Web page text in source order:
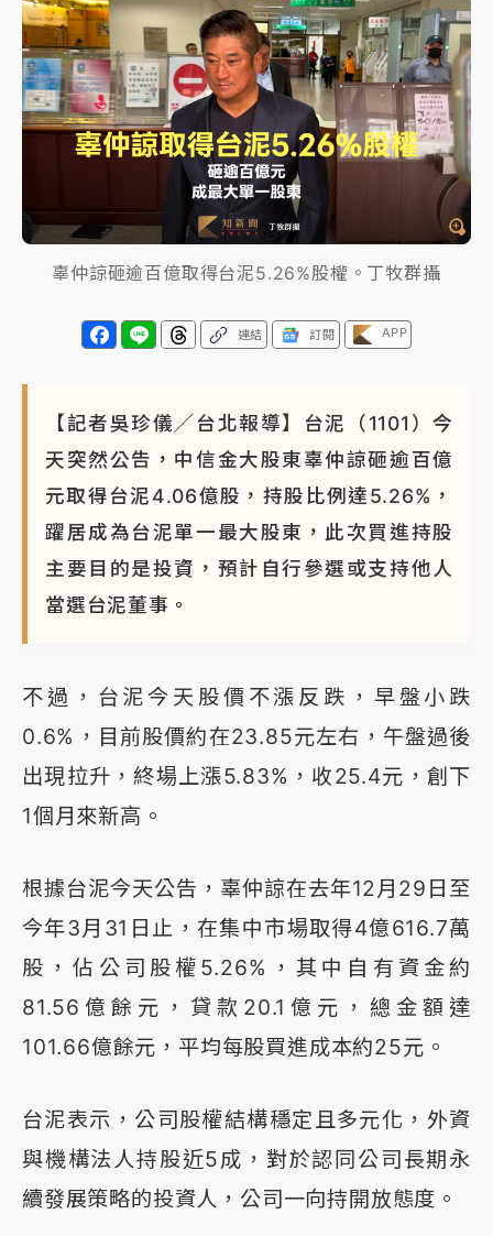
有片｜ 白海豚暴風圈逼近！新北淡水赫見龍捲風 榕樹
連根拔起
中颱白海豚風雨來了！中部以北防豪雨 今晚、明天影
響最劇烈
白海豚逼近！北市水門只出不進 未移置車輛最高罰
辜仲諒砸逾百億取得台泥5.26%股權。丁牧群攝
連結 訂閱 APP
【記者吳珍儀╱台北報導】台泥（1101）今
天突然公告，中信金大股東辜仲諒砸逾百億
元取得台泥4.06億股，持股比例達5.26%，
躍居成為台泥單一最大股東，此次買進持股
主要目的是投資，預計自行參選或支持他人
當選台泥董事。
不過，台泥今天股價不漲反跌，早盤小跌
0.6%，目前股價約在23.85元左右，午盤過後
出現拉升，終場上漲5.83%，收25.4元，創下
1個月來新高。
根據台泥今天公告，辜仲諒在去年12月29日至
今年3月31日止，在集中市場取得4億616.7萬
股，佔公司股權5.26%，其中自有資金約
81.56億餘元，貸款20.1億元，總金額達
101.66億餘元，平均每股買進成本約25元。
台泥表示，公司股權結構穩定且多元化，外資
與機構法人持股近5成，對於認同公司長期永
續發展策略的投資人，公司一向持開放態度。